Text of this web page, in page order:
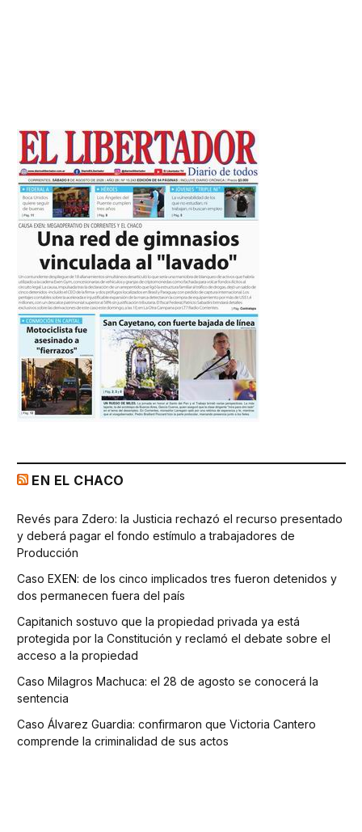
EN EL CHACO
Revés para Zdero: la Justicia rechazó el recurso presentado
y deberá pagar el fondo estímulo a trabajadores de
Producción
Caso EXEN: de los cinco implicados tres fueron detenidos y
dos permanecen fuera del país
Capitanich sostuvo que la propiedad privada ya está
protegida por la Constitución y reclamó el debate sobre el
acceso a la propiedad
Caso Milagros Machuca: el 28 de agosto se conocerá la
sentencia
Caso Álvarez Guardia: confirmaron que Victoria Cantero
comprende la criminalidad de sus actos